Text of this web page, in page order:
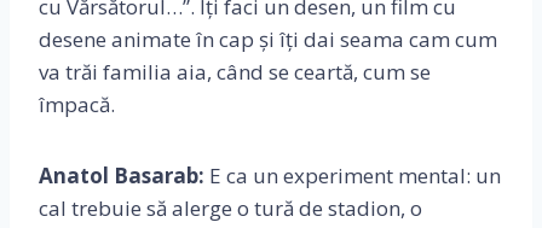
cu Vărsătorul…”. Îți faci un desen, un film cu
desene animate în cap și îți dai seama cam cum
va trăi familia aia, când se ceartă, cum se
împacă.
Anatol Basarab: E ca un experiment mental: un
cal trebuie să alerge o tură de stadion, o